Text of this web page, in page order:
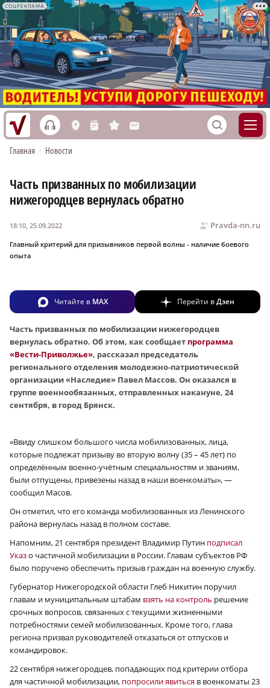
СОЦРЕКЛАМА
h L n s M S
Главная • Новости
Часть призванных по мобилизации
нижегородцев вернулась обратно
Pravda-nn.ru
18:10, 25.09.2022
Главный критерий для призывников первой волны - наличие боевого
опыта
Читайте в MAX Перейти вДзен
Часть призванных по мобилизации нижегородцев
вернулась обратно. Об этом, как сообщает программа
«Вести-Приволжье», рассказал председатель
регионального отделения молодежно-патриотической
организации «Наследие» Павел Массов. Он оказался в
группе военнообязанных, отправленных накануне, 24
сентября, в город Брянск.
«Ввиду слишком большого числа мобилизованных, лица,
которые подлежат призыву во вторую волну (35 – 45 лет) по
определённым военно-учётным специальностям и званиям,
были отпущены, привезены назад в наши военкоматы», —
сообщил Масов.
Он отметил, что его команда мобилизованных из Ленинского
района вернулась назад в полном составе.
Напомним, 21 сентября президент Владимир Путин подписал
Указо частичной мобилизации в России. Главам субъектов РФ
было поручено обеспечить призыв граждан на военную службу.
Губернатор Нижегородской области Глеб Никитин поручил
главам и муниципальным штабам взять на контроль решение
срочных вопросов, связанных с текущими жизненными
потребностями семей мобилизованных. Кроме того, глава
региона призвал руководителей отказаться от отпусков и
командировок.
22 сентября нижегородцев, попадающих под критерии отбора
для частичной мобилизации, попросили явиться в военкоматы 23